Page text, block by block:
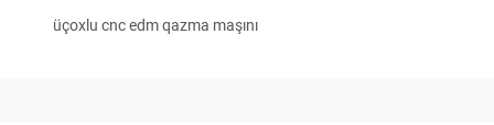
üçoxlu cnc edm qazma maşını